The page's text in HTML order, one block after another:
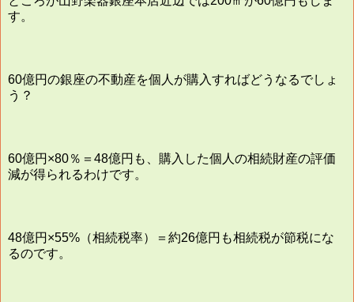
す。
60億円の銀座の不動産を個人が購入すればどうなるでしょ
う？
60億円×80％＝48億円も、購入した個人の相続財産の評価
減が得られるわけです。
48億円×55%（相続税率）＝約26億円も相続税が節税にな
るのです。